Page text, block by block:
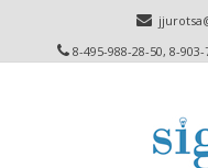
8-495-988-28-50, 8-